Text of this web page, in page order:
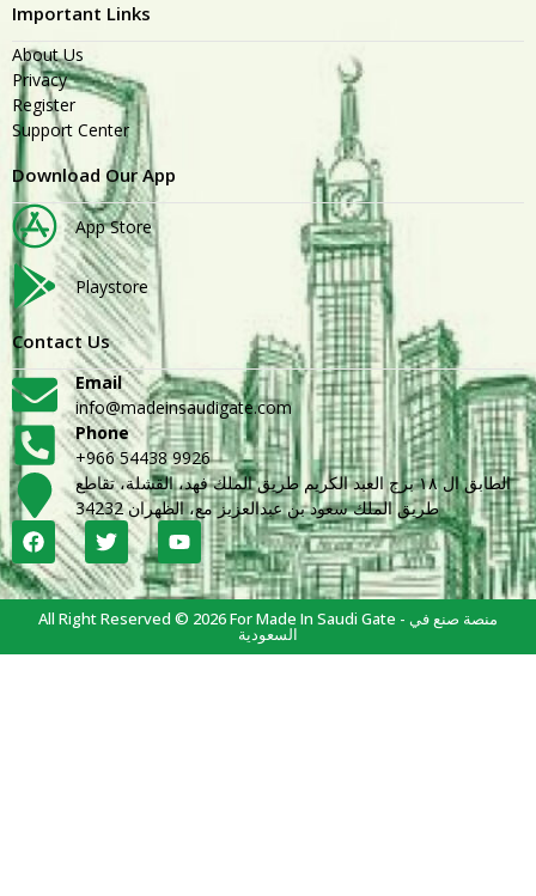
Important Links
About Us
Privacy
Register
Support Center
Download Our App
App Store
Playstore
Contact Us
Email
info@madeinsaudigate.com
Phone
+966 54438 9926
الطابق ال ١٨ برج العبد الكريم طريق الملك فهد، القشلة، تقاطع
طريق الملك سعود بن عبدالعزيز مع، الظهران 34232
All Right Reserved © 2026 For Made In Saudi Gate - منصة صنع في
السعودية